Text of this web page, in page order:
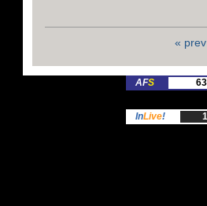
« prev
AFS
InLive!